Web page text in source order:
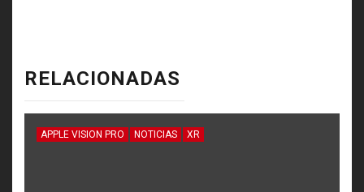
RELACIONADAS
APPLE VISION PRO NOTICIAS XR